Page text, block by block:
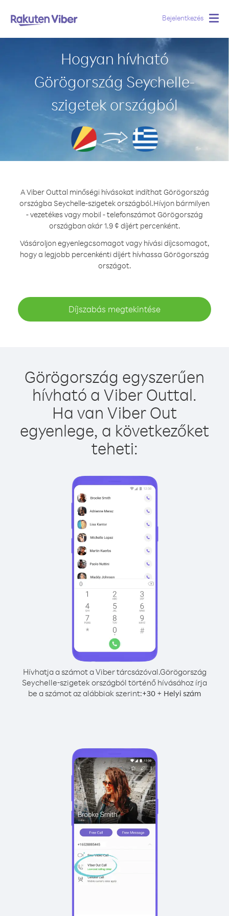
Bejelentkezés
Hogyan hívható
Görögország Seychelle-
szigetek országból
A Viber Outtal minőségi hívásokat indíthat Görögország
országba Seychelle-szigetek országból.Hívjon bármilyen
- vezetékes vagy mobil - telefonszámot Görögország
országban akár 1.9 ¢ díjért percenként.
Vásároljon egyenlegcsomagot vagy hívási díjcsomagot,
hogy a legjobb percenkénti díjért hívhassa Görögország
országot.
Díjszabás megtekintése
Görögország egyszerűen
hívható a Viber Outtal.
Ha van Viber Out
egyenlege, a következőket
teheti:
Hívhatja a számot a Viber tárcsázóval.Görögország
Seychelle-szigetek országból történő hívásához írja
be a számot az alábbiak szerint:+30 + Helyi szám